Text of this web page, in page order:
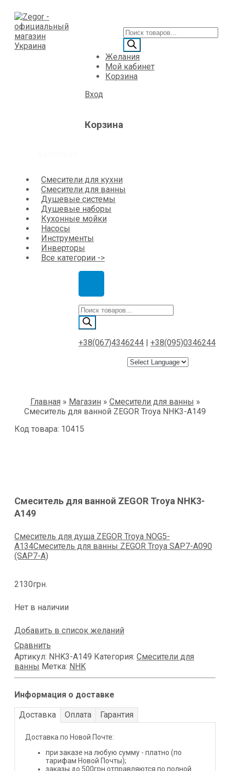
Желания
Мой кабинет
Корзина
Вход
Корзина
Смесители для кухни
Смесители для ванны
Душевые системы
Душевые наборы
Кухонные мойки
Насосы
Инструменты
Инверторы
Все категории ->
Поиск
товаров
+38(067)4346244 +38(095)0346244
Главная » Магазин » Смесители для ванны »
Смеситель для ванной ZEGOR Trоya NHK3-A149
Код товара: 10415
Смеситель для ванной ZEGOR Trоya NHK3-
A149
Смеситель для душа ZEGOR Trоya NOG5-
A134Смеситель для ванны ZEGOR Trоya SAP7-A090
(SAP7-A)
2130грн.
Нет в наличии
Добавить в список желаний
Сравнить
Артикул: NHK3-A149 Категория: Смесители для
ванны Метка: NHK
Информация о доставке
Доставка Оплата Гарантия
Доставка по Новой Почте:
при заказе на любую сумму - платно (по
тарифам Новой Почты);
заказы до 500грн отправляются по полной